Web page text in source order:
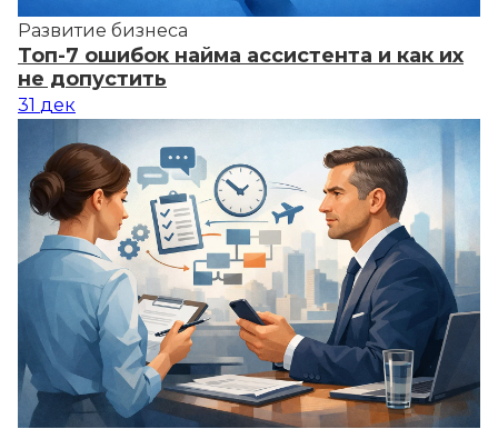
Развитие бизнеса
Топ-7 ошибок найма ассистента и как их
не допустить
31 дек